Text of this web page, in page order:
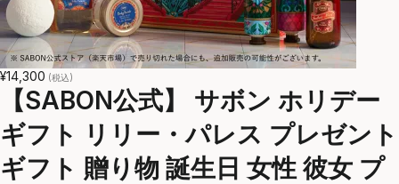
¥14,300 (税込)
【SABON公式】 サボン ホリデー
ギフト リリー・パレス プレゼント
ギフト 贈り物 誕生日 女性 彼女 プ